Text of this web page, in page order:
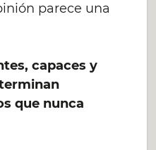
parece una
capaces y
que nunca